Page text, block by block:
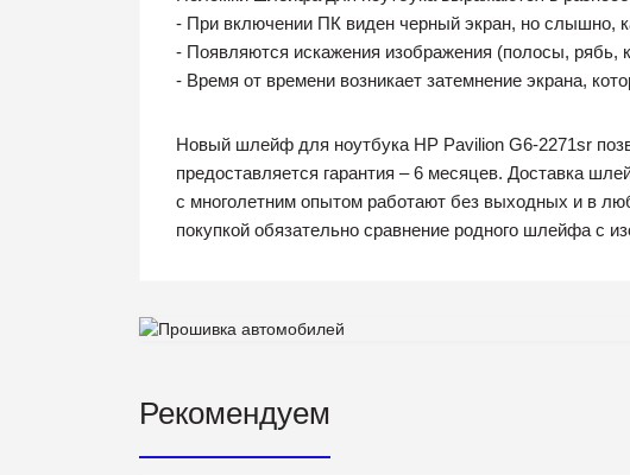
- При включении ПК виден черный экран, но слышно,
- Появляются искажения изображения (полосы, рябь,
- Время от времени возникает затемнение экрана,
Новый шлейф для ноутбука HP Pavilion G6-2271sr
предоставляется гарантия – 6 месяцев. Доставка
с многолетним опытом работают без выходных и в
покупкой обязательно сравнение родного шлейфа с
Рекомендуем